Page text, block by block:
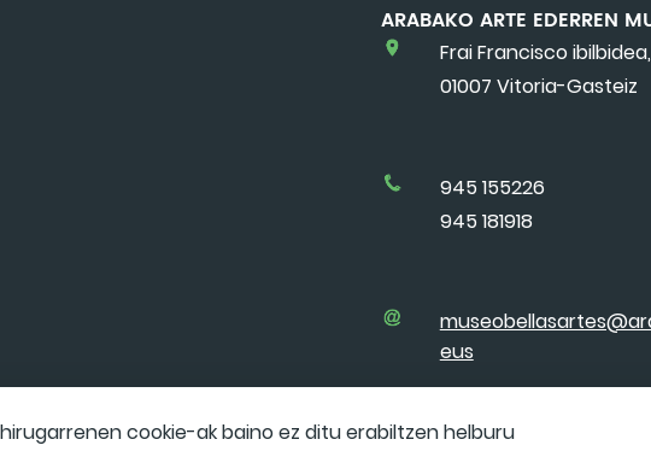
ARABAKO ARTE EDERREN
Frai Francisco
01007 Vitoria-Gasteiz
945 155226
945 181918
eus
cookie-ak baino ez ditu erabiltzen helburu